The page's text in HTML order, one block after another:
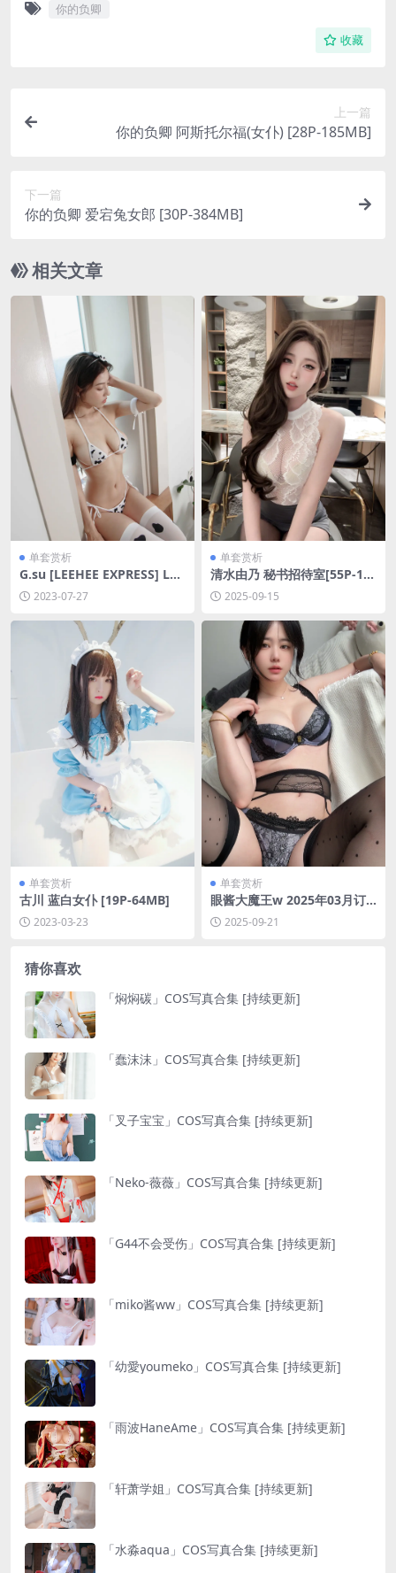
你的负卿
收藏
上一篇
你的负卿 阿斯托尔福(女仆) [28P-185MB]
下一篇
你的负卿 爱宕兔女郎 [30P-384MB]
相关文章
单套赏析
G.su [LEEHEE EXPRESS] LER
B-063B [60P-193MB]
2023-07-27
单套赏析
清水由乃 秘书招待室[55P-1V-
387.6M]
2025-09-15
单套赏析
古川 蓝白女仆 [19P-64MB]
2023-03-23
单套赏析
眼酱大魔王w 2025年03月订
阅[28P-2V-63.9M]
2025-09-21
猜你喜欢
「焖焖碳」COS写真合集 [持续更新]
「蠢沫沫」COS写真合集 [持续更新]
「叉子宝宝」COS写真合集 [持续更新]
「Neko-薇薇」COS写真合集 [持续更新]
「G44不会受伤」COS写真合集 [持续更新]
「miko酱ww」COS写真合集 [持续更新]
「幼愛youmeko」COS写真合集 [持续更新]
「雨波HaneAme」COS写真合集 [持续更新]
「轩萧学姐」COS写真合集 [持续更新]
「水淼aqua」COS写真合集 [持续更新]